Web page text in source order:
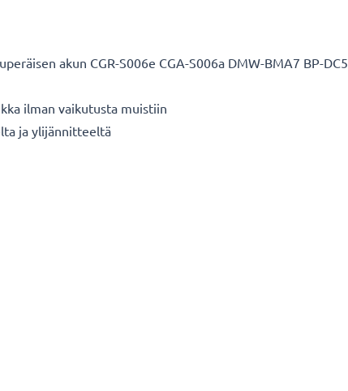
akun CGR-S006e CGA-S006a DMW-BMA7 BP-DC5
ilman vaikutusta muistiin
ja ylijännitteeltä